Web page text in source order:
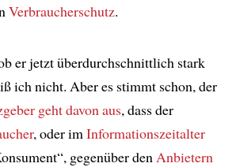
Verbraucherschutz.
er jetzt überdurchschnittlich stark
ich nicht. Aber es stimmt schon, der
geht davon aus, dass der
, oder im Informationszeitalter
gegenüber den Anbietern